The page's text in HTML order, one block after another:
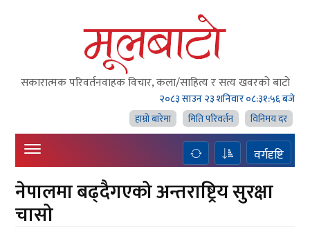
सकारात्मक परिवर्तनवाहक विचार, कला/साहित्य र सत्य खवरको बाटाे
२०८३ साउन २३ शनिवार०८:३१:५७ बजे
हाम्राे बारेमा
मिति परिवर्तन विनिमय दर
वर्गदृष्टि
नेपालमा बढ्दैगएको अन्तराष्ट्रिय सुरक्षा
चासो